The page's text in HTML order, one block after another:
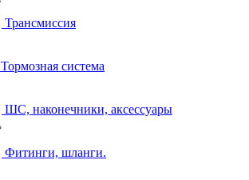
Трансмиссия
Тормозная система
ШС, наконечники, аксессуары
Фитинги, шланги.